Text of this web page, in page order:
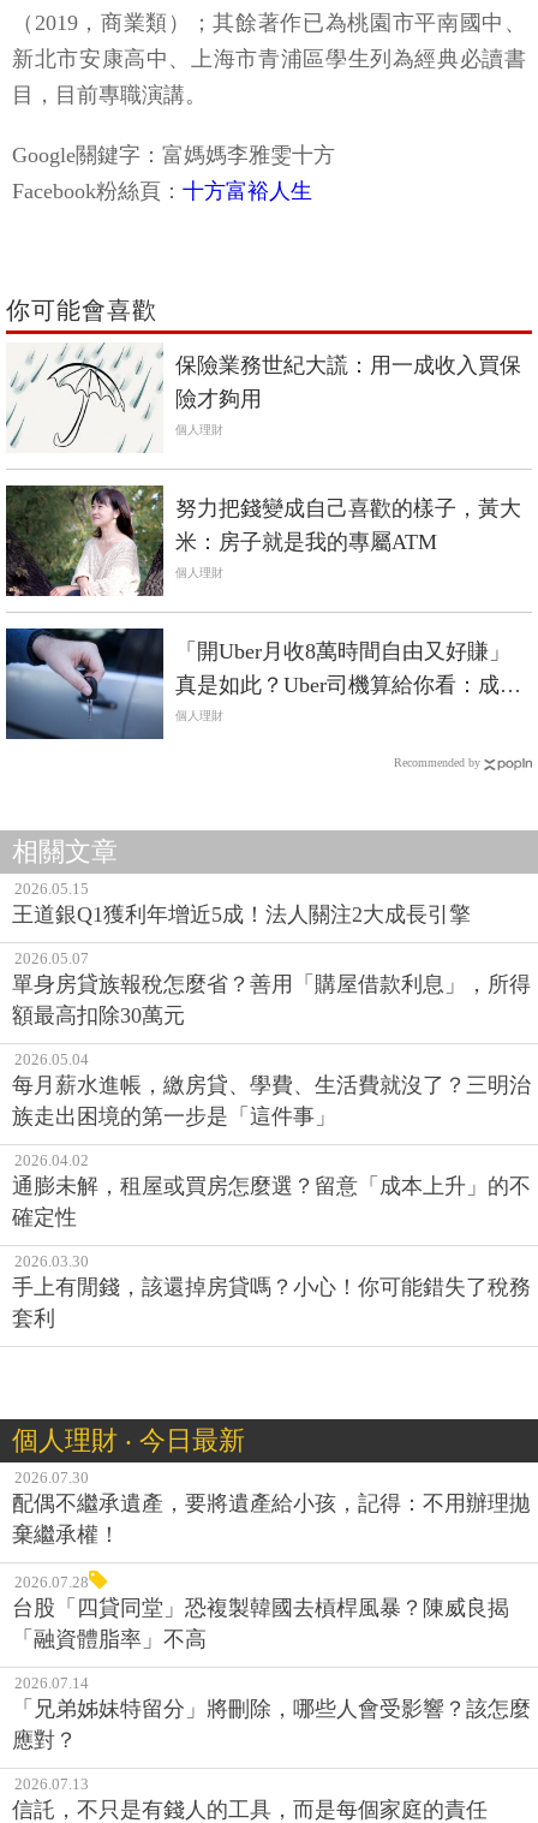
（2019，商業類）；其餘著作已為桃園市平南國中、
新北市安康高中、上海市青浦區學生列為經典必讀書
目，目前專職演講。
Google關鍵字：富媽媽李雅雯十方
Facebook粉絲頁： 十方富裕人生
你可能會喜歡
保險業務世紀大謊：用一成收入買保
險才夠用
個人理財
努力把錢變成自己喜歡的樣子，黃大
米：房子就是我的專屬ATM
個人理財
「開Uber月收8萬時間自由又好賺」
真是如此？Uber司機算給你看：成本
就佔掉3成…
個人理財
Recommended by
相關文章
2026.05.15
王道銀Q1獲利年增近5成！法人關注2大成長引擎
2026.05.07
單身房貸族報稅怎麼省？善用「購屋借款利息」，所得
額最高扣除30萬元
2026.05.04
每月薪水進帳，繳房貸、學費、生活費就沒了？三明治
族走出困境的第一步是「這件事」
2026.04.02
通膨未解，租屋或買房怎麼選？留意「成本上升」的不
確定性
2026.03.30
手上有閒錢，該還掉房貸嗎？小心！你可能錯失了稅務
套利
個人理財 ‧ 今日最新
2026.07.30
配偶不繼承遺產，要將遺產給小孩，記得：不用辦理拋
棄繼承權！
2026.07.28
台股「四貸同堂」恐複製韓國去槓桿風暴？陳威良揭
「融資體脂率」不高
2026.07.14
「兄弟姊妹特留分」將刪除，哪些人會受影響？該怎麼
應對？
2026.07.13
信託，不只是有錢人的工具，而是每個家庭的責任